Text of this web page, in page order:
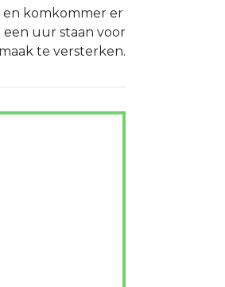
en komkommer er
een uur staan voor
te versterken.